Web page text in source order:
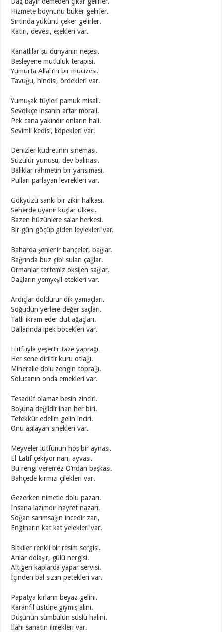
Dağ bayır demeden çıkar gelirler.
Hizmete boynunu büker gelirler.
Sırtında yükünü çeker gelirler.
Katırı, devesi, eşekleri var.
Kanatlılar şu dünyanın neşesi.
Besleyene mutluluk terapisi.
Yumurta Allah’ın bir mucizesi.
Tavuğu, hindisi, ördekleri var.
Yumuşak tüyleri pamuk misali.
Sevdikçe insanın artar morali.
Pek cana yakındır onların hali.
Sevimli kedisi, köpekleri var.
Denizler kudretinin sineması.
Süzülür yunusu, dev balinası.
Balıklar rahmetin bir yansıması.
Pulları parlayan levrekleri var.
Gökyüzü sanki bir zikir halkası.
Seherde uyanır kuşlar ülkesi.
Bazen hüzünlere salar herkesi.
Bir gün göçüp giden leylekleri var.
Baharda şenlenir bahçeler, bağlar.
Bağrında buz gibi suları çağlar.
Ormanlar tertemiz oksijen sağlar.
Dağların yemyeşil etekleri var.
Ardıçlar doldurur dik yamaçları.
Söğüdün yerlere değer saçları.
Tatlı ikram eder dut ağaçları.
Dallarında ipek böcekleri var.
Lütfuyla yeşertir taze yaprağı.
Her sene diriltir kuru otlağı.
Mineralle dolu zengin toprağı.
Solucanın onda emekleri var.
Tesadüf olamaz besin zinciri.
Boşuna değildir inan her biri.
Tefekkür edelim gelin inciri.
Onu aşılayan sinekleri var.
Meyveler lütfunun hoş bir aynası.
El Latif çekiyor narı, ayvası.
Bu rengi veremez O’ndan başkası.
Bahçede kırmızı çilekleri var.
Gezerken nimetle dolu pazarı.
İnsana lazımdır hayret nazarı.
Soğan sarımsağın incedir zarı,
Enginarın kat kat yelekleri var.
Bitkiler renkli bir resim sergisi.
Arılar dolaşır, gülü nergisi.
Altıgen kaplarda yapar servisi.
İçinden bal sızan petekleri var.
Papatya kırların beyaz gelini.
Karanfil üstüne giymiş alını.
Düşünün sümbülün süslü halini.
İlahi sanatın ilmekleri var.